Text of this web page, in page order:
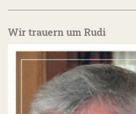
Wir trauern um Rudi